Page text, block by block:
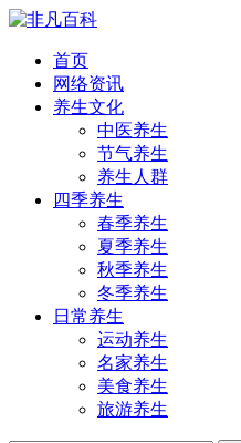
首页
网络资讯
养生文化
中医养生
节气养生
养生人群
四季养生
春季养生
夏季养生
秋季养生
冬季养生
日常养生
运动养生
名家养生
美食养生
旅游养生